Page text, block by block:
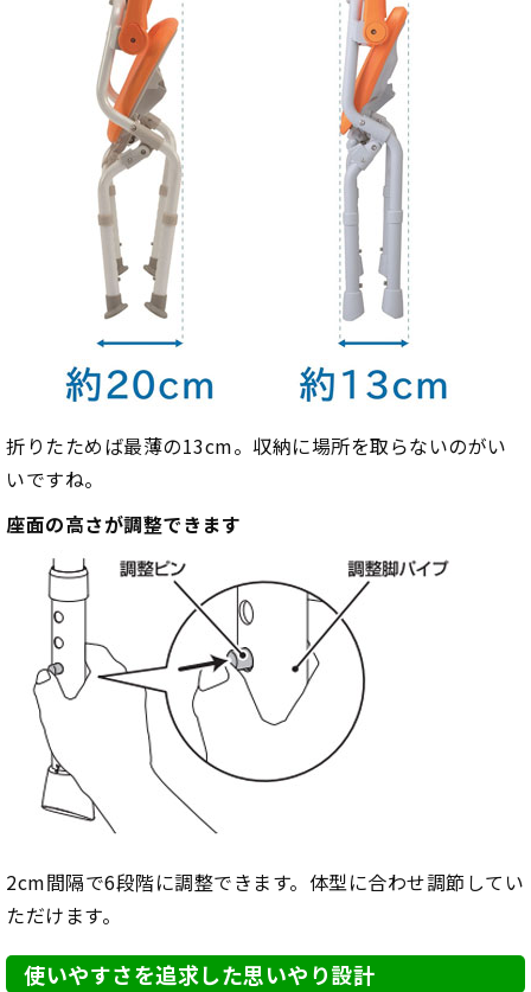
折りたためば最薄の13cm。収納に場所を取らないのがい
いですね。
座面の高さが調整できます
2cm間隔で6段階に調整できます。体型に合わせ調節してい
ただけます。
使いやすさを追求した思いやり設計